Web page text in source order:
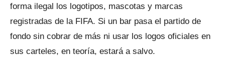
forma ilegal los logotipos, mascotas y marcas
registradas de la FIFA. Si un bar pasa el partido de
fondo sin cobrar de más ni usar los logos oficiales en
sus carteles, en teoría, estará a salvo.